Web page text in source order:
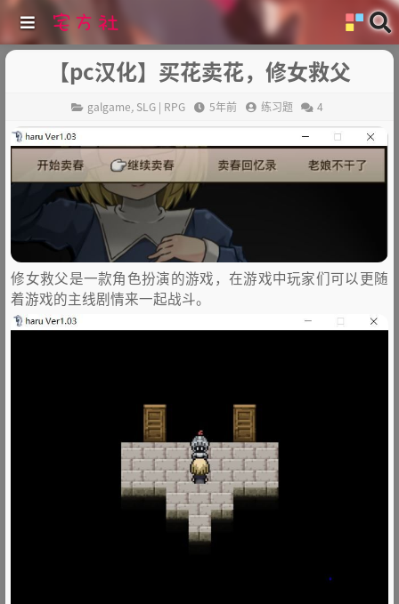
【pc汉化】买花卖花，修女救父
galgame, SLG | RPG 5年前 练习题 4
修女救父是一款角色扮演的游戏，在游戏中玩家们可以更随
着游戏的主线剧情来一起战斗。